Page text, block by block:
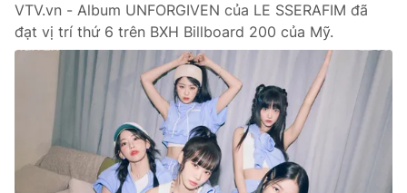
VTV.vn - Album UNFORGIVEN của LE SSERAFIM đã
đạt vị trí thứ 6 trên BXH Billboard 200 của Mỹ.